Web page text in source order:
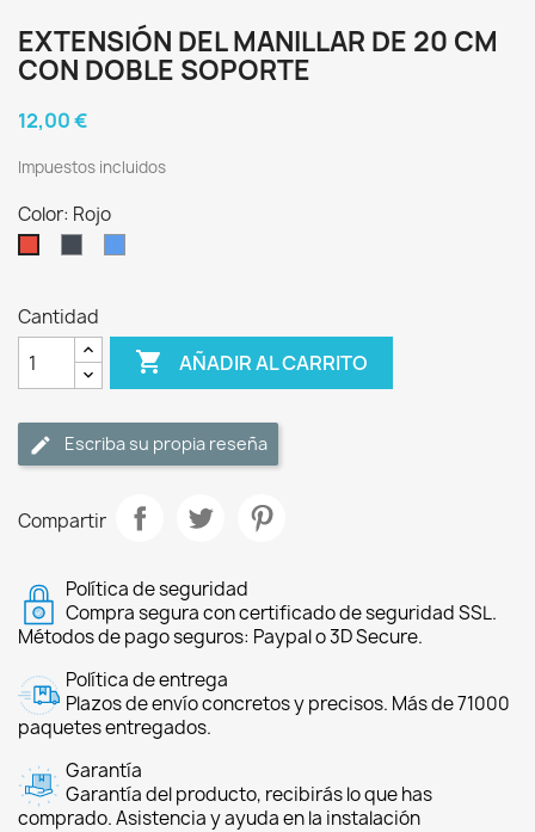
EXTENSIÓN DEL MANILLAR DE 20 CM
CON DOBLE SOPORTE
12,00 €
Impuestos incluidos
Color: Rojo
Cantidad
 AÑADIR AL CARRITO
Escriba su propia reseña
Compartir
Política de seguridad
Compra segura con certificado de seguridad SSL.
Métodos de pago seguros: Paypal o 3D Secure.
Política de entrega
Plazos de envío concretos y precisos. Más de 71000
paquetes entregados.
Garantía
Garantía del producto, recibirás lo que has
comprado. Asistencia y ayuda en la instalación